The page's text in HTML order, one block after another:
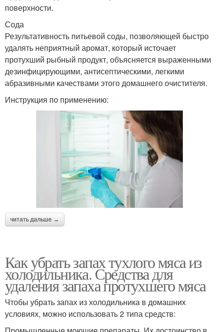
поверхности.
Сода
Результативность питьевой соды, позволяющей быстро
удалять неприятный аромат, который источает
протухший рыбный продукт, объясняется выраженными
дезинфицирующими, антисептическими, легкими
абразивными качествами этого домашнего очистителя.
Инструкция по применению:
читать дальше →
Как убрать запах тухлого мяса из
холодильника. Средства для
удаления запаха протухшего мяса
Чтобы убрать запах из холодильника в домашних
условиях, можно использовать 2 типа средств: